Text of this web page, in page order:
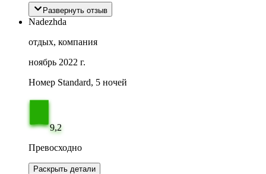
Развернуть отзыв
Nadezhda
отдых, компания
ноябрь 2022 г.
Номер Standard, 5 ночей
9,2
Превосходно
Раскрыть детали